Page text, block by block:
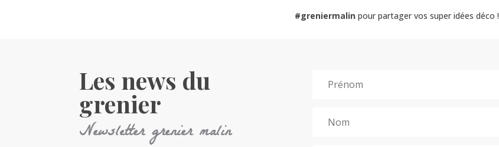
#greniermalin pour partager vos super idées déco !
Les news du
grenier
Newsletter grenier malin